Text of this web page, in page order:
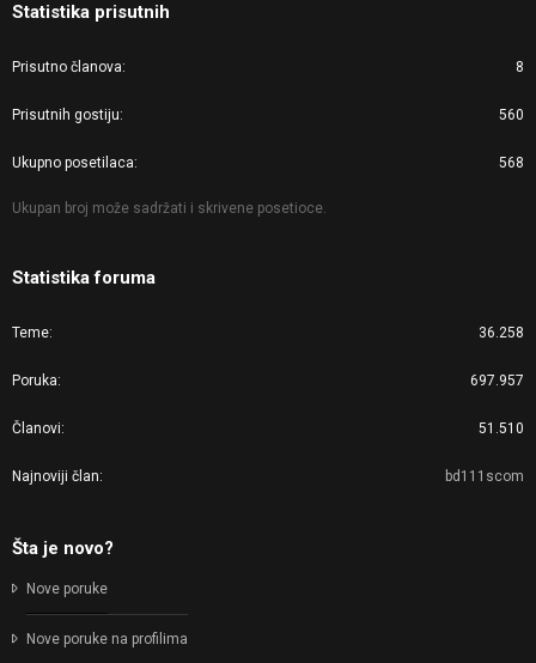
Statistika prisutnih
Prisutno članova 8
Prisutnih gostiju 560
Ukupno posetilaca 568
Ukupan broj može sadržati i skrivene posetioce.
Statistika foruma
Teme 36.258
Poruka 697.957
Članovi 51.510
Najnoviji član bd111scom
Šta je novo?
Nove poruke
Nove poruke na profilima